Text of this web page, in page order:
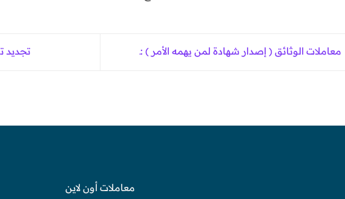
معاملات الوثائق ( إصدار شهادة لمن يهمه الأمر ) :ـ تجديد
معاملات أون لاين